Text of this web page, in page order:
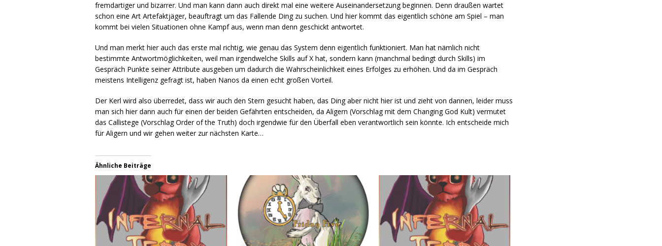
fremdartiger und bizarrer. Und man kann dann auch direkt mal eine weitere Auseinandersetzung beginnen. Denn draußen wartet
schon eine Art Artefaktjäger, beauftragt um das Fallende Ding zu suchen. Und hier kommt das eigentlich schöne am Spiel – man
kommt bei vielen Situationen ohne Kampf aus, wenn man denn geschickt antwortet.
Und man merkt hier auch das erste mal richtig, wie genau das System denn eigentlich funktioniert. Man hat nämlich nicht
bestimmte Antwortmöglichkeiten, weil man irgendwelche Skills auf X hat, sondern kann (manchmal bedingt durch Skills) im
Gespräch Punkte seiner Attribute ausgeben um dadurch die Wahrscheinlichkeit eines Erfolges zu erhöhen. Und da im Gespräch
meistens Intelligenz gefragt ist, haben Nanos da einen echt großen Vorteil.
Der Kerl wird also überredet, dass wir auch den Stern gesucht haben, das Ding aber nicht hier ist und zieht von dannen, leider muss
man sich hier dann auch für einen der beiden Gefährten entscheiden, da Aligern (Vorschlag mit dem Changing God Kult) vermutet
das Callistege (Vorschlag Order of the Truth) doch irgendwie für den Überfall eben verantwortlich sein könnte. Ich entscheide mich
für Aligern und wir gehen weiter zur nächsten Karte…
Ähnliche Beiträge